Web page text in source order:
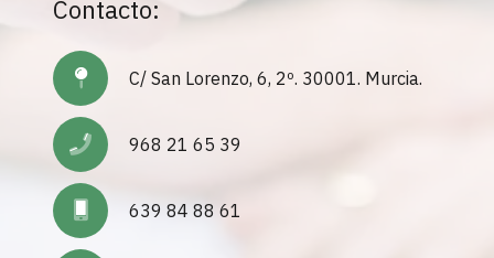
Contacto:
C/ San Lorenzo, 6, 2º. 30001. Murcia.
968 21 65 39
639 84 88 61